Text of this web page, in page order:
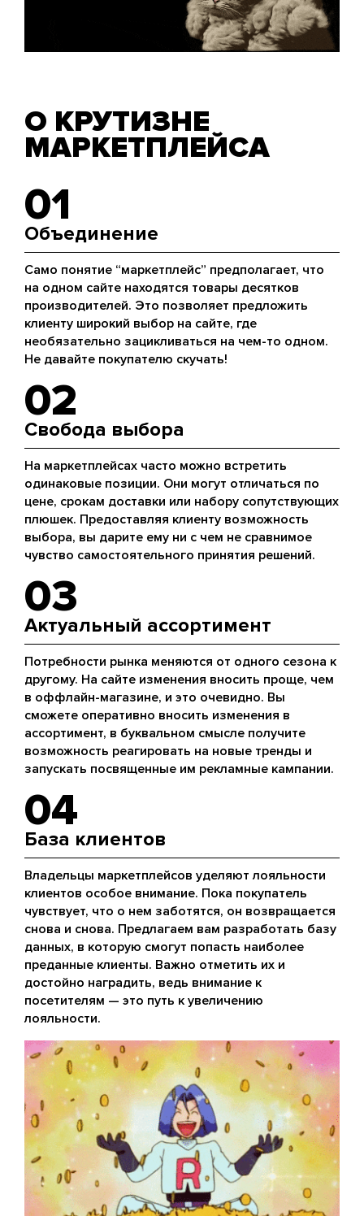
О КРУТИЗНЕ
МАРКЕТПЛЕЙСА
01
Объединение
Само понятие “маркетплейс” предполагает, что
на одном сайте находятся товары десятков
производителей. Это позволяет предложить
клиенту широкий выбор на сайте, где
необязательно зацикливаться на чем-то одном.
Не давайте покупателю скучать!
02
Свобода выбора
На маркетплейсах часто можно встретить
одинаковые позиции. Они могут отличаться по
цене, срокам доставки или набору сопутствующих
плюшек. Предоставляя клиенту возможность
выбора, вы дарите ему ни с чем не сравнимое
чувство самостоятельного принятия решений.
03
Актуальный ассортимент
Потребности рынка меняются от одного сезона к
другому. На сайте изменения вносить проще, чем
в оффлайн-магазине, и это очевидно. Вы
сможете оперативно вносить изменения в
ассортимент, в буквальном смысле получите
возможность реагировать на новые тренды и
запускать посвященные им рекламные кампании.
04
База клиентов
Владельцы маркетплейсов уделяют лояльности
клиентов особое внимание. Пока покупатель
чувствует, что о нем заботятся, он возвращается
снова и снова. Предлагаем вам разработать базу
данных, в которую смогут попасть наиболее
преданные клиенты. Важно отметить их и
достойно наградить, ведь внимание к
посетителям — это путь к увеличению
лояльности.